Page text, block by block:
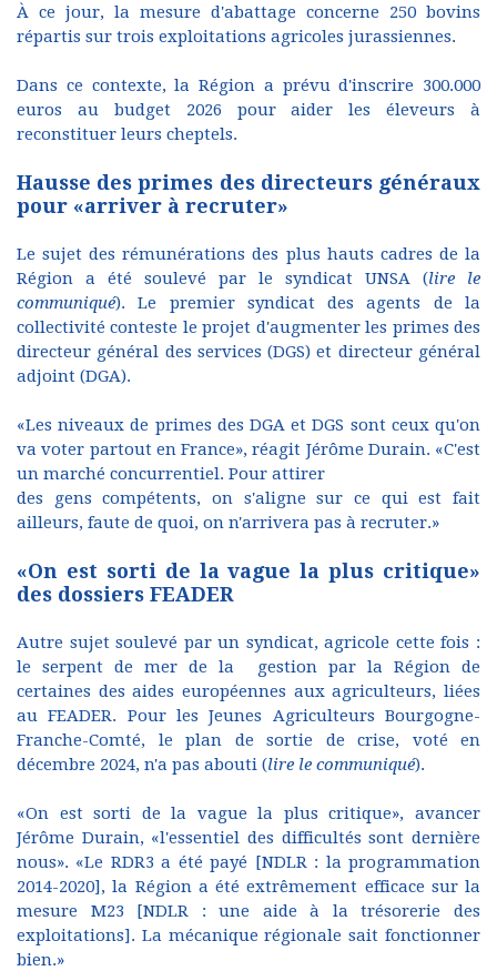
À ce jour, la mesure d'abattage concerne 250 bovins
répartis sur trois exploitations agricoles jurassiennes.
Dans ce contexte, la Région a prévu d'inscrire 300.000
euros au budget 2026 pour aider les éleveurs à
reconstituer leurs cheptels.
Hausse des primes des directeurs généraux
pour «arriver à recruter»
Le sujet des rémunérations des plus hauts cadres de la
Région a été soulevé par le syndicat UNSA (lire le
communiqué). Le premier syndicat des agents de la
collectivité conteste le projet d'augmenter les primes des
directeur général des services (DGS) et directeur général
adjoint (DGA).
«Les niveaux de primes des DGA et DGS sont ceux qu'on
va voter partout en France», réagit Jérôme Durain. «C'est
un marché concurrentiel. Pour attirer
des gens compétents, on s'aligne sur ce qui est fait
ailleurs, faute de quoi, on n'arrivera pas à recruter.»
«On est sorti de la vague la plus critique»
des dossiers FEADER
Autre sujet soulevé par un syndicat, agricole cette fois :
le serpent de mer de la gestion par la Région de
certaines des aides européennes aux agriculteurs, liées
au FEADER. Pour les Jeunes Agriculteurs Bourgogne-
Franche-Comté, le plan de sortie de crise, voté en
décembre 2024, n'a pas abouti (lire le communiqué).
«On est sorti de la vague la plus critique», avancer
Jérôme Durain, «l'essentiel des difficultés sont dernière
nous». «Le RDR3 a été payé [NDLR : la programmation
2014-2020], la Région a été extrêmement efficace sur la
mesure M23 [NDLR : une aide à la trésorerie des
exploitations]. La mécanique régionale sait fonctionner
bien.»